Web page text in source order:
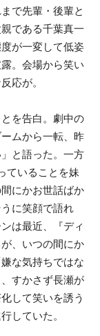
で先輩・後輩と
である千葉真一
が一変して低姿
。会場から笑い
応が。
を告白。劇中の
ムから一転、昨
と語った。一方
ていることを妹
にかお世話ばか
に笑顔で語れ
は最近、『ディ
、いつの間にか
な気持ちではな
すかさず長瀬が
して笑いを誘う
していた。